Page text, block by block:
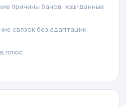
причины банов: хэш-данные
связок без адаптации
плюс